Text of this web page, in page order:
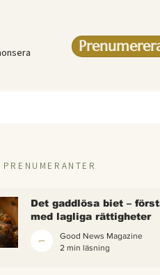
Det gaddlösa biet –
med lagliga rättigheter
Good News Magazine
2 min läsning